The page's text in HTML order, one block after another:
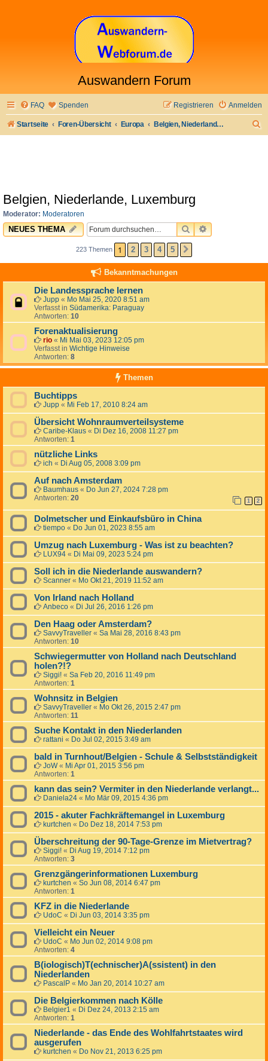
Auswandern Forum
FAQ Spenden Anmelden
Registrieren
Startseite Foren-Übersicht Europa Belgien, Niederlande, Luxemburg
Belgien, Niederlande, Luxemburg
Moderator: Moderatoren
NEUES THEMA SUCHEERWEITERTE
223 Themen 1 2 3 4 5
Bekanntmachungen
Die Landessprache lernen
Jupp « Mo Mai 25, 2020 8:51 am
Verfasst in Südamerika: Paraguay
Antworten: 10
Forenaktualisierung
rio « Mi Mai 03, 2023 12:05 pm
Verfasst in Wichtige Hinweise
Antworten: 8
Themen
Buchtipps
Jupp « Mi Feb 17, 2010 8:24 am
Übersicht Wohnraumverteilsysteme
Caribe-Klaus « Di Dez 16, 2008 11:27 pm
Antworten: 1
nützliche Links
ich « Di Aug 05, 2008 3:09 pm
Auf nach Amsterdam
Baumhaus « Do Jun 27, 2024 7:28 pm
Antworten: 20 1 2
Dolmetscher und Einkaufsbüro in China
tiempo « Do Jun 01, 2023 8:55 am
Umzug nach Luxemburg - Was ist zu beachten?
LUX94 « Di Mai 09, 2023 5:24 pm
Soll ich in die Niederlande auswandern?
Scanner « Mo Okt 21, 2019 11:52 am
Von Irland nach Holland
Anbeco « Di Jul 26, 2016 1:26 pm
Den Haag oder Amsterdam?
SavvyTraveller « Sa Mai 28, 2016 8:43 pm
Antworten: 10
Schwiegermutter von Holland nach Deutschland
holen?!?
Siggi! « Sa Feb 20, 2016 11:49 pm
Antworten: 1
Wohnsitz in Belgien
SavvyTraveller « Mo Okt 26, 2015 2:47 pm
Antworten: 11
Suche Kontakt in den Niederlanden
rattani « Do Jul 02, 2015 3:49 am
bald in Turnhout/Belgien - Schule & Selbstständigkeit
JoW« Mi Apr 01, 2015 3:56 pm
Antworten: 1
kann das sein? Vermiter in den Niederlande verlangt...
Daniela24 « Mo Mär 09, 2015 4:36 pm
2015 - akuter Fachkräftemangel in Luxemburg
kurtchen « Do Dez 18, 2014 7:53 pm
Überschreitung der 90-Tage-Grenze im Mietvertrag?
Siggi! « Di Aug 19, 2014 7:12 pm
Antworten: 3
Grenzgängerinformationen Luxemburg
kurtchen « So Jun 08, 2014 6:47 pm
Antworten: 1
KFZ in die Niederlande
UdoC « Di Jun 03, 2014 3:35 pm
Vielleicht ein Neuer
UdoC « Mo Jun 02, 2014 9:08 pm
Antworten: 4
B(iologisch)T(echnischer)A(ssistent) in den
Niederlanden
PascalP « Mo Jan 20, 2014 10:27 am
Die Belgierkommen nach Kölle
Belgier1 « Di Dez 24, 2013 2:15 am
Antworten: 1
Niederlande - das Ende des Wohlfahrtstaates wird
ausgerufen
kurtchen « Do Nov 21, 2013 6:25 pm